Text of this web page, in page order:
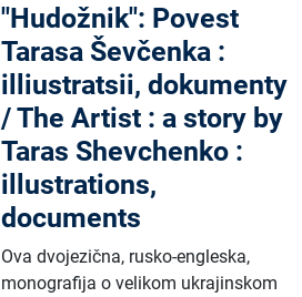
"Hudožnik": Povest
Tarasa Ševčenka :
illiustratsii, dokumenty
/ The Artist : a story by
Taras Shevchenko :
illustrations,
documents
Ova dvojezična, rusko-engleska,
monografija o velikom ukrajinskom